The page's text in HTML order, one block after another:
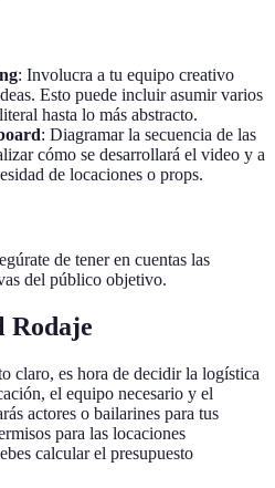
: Involucra a tu equipo creativo
Esto puede incluir asumir varios
hasta lo más abstracto.
: Diagramar la secuencia de las
cómo se desarrollará el video y a
de locaciones o props.
de tener en cuentas las
del público objetivo.
Rodaje
claro, es hora de decidir la logística
el equipo necesario y el
actores o bailarines para tus
para las locaciones
calcular el presupuesto